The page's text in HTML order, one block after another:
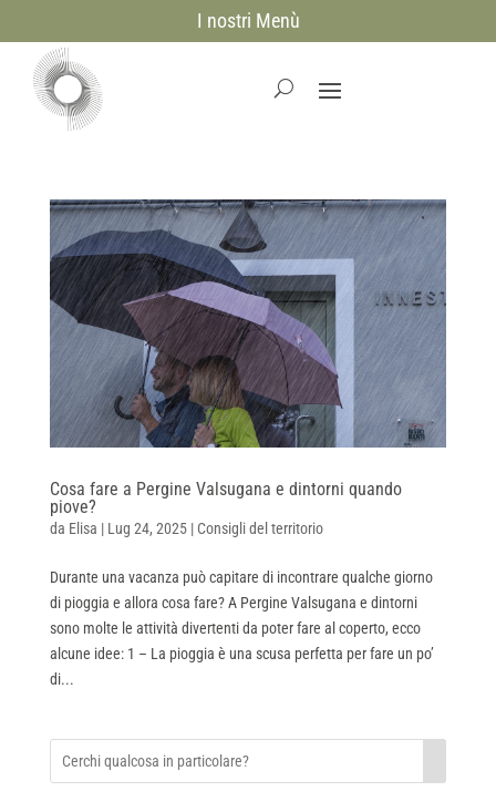
I nostri Menù
Cosa fare a Pergine Valsugana e dintorni quando
piove?
da Elisa | Lug 24, 2025| Consigli del territorio
Durante una vacanza può capitare di incontrare qualche giorno
di pioggia e allora cosa fare? A Pergine Valsugana e dintorni
sono molte le attività divertenti da poter fare al coperto, ecco
alcune idee: 1 – La pioggia è una scusa perfetta per fare un po’
di...